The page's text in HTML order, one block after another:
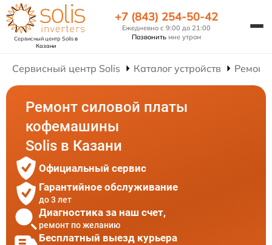
Сервисный центр Solisв
Казани
+7 (843) 254-50-42
Ежедневно с 9:00 до 21:00
Позвонить мне утром
Сервисный центр Solis Каталог устройств
Ремонт силовой платы
кофемашины
Solis в Казани
Официальный сервис
Гарантийное обслуживание
до 3 лет
Диагностика за наш счет,
ремонт по желанию
Бесплатный выезд курьера